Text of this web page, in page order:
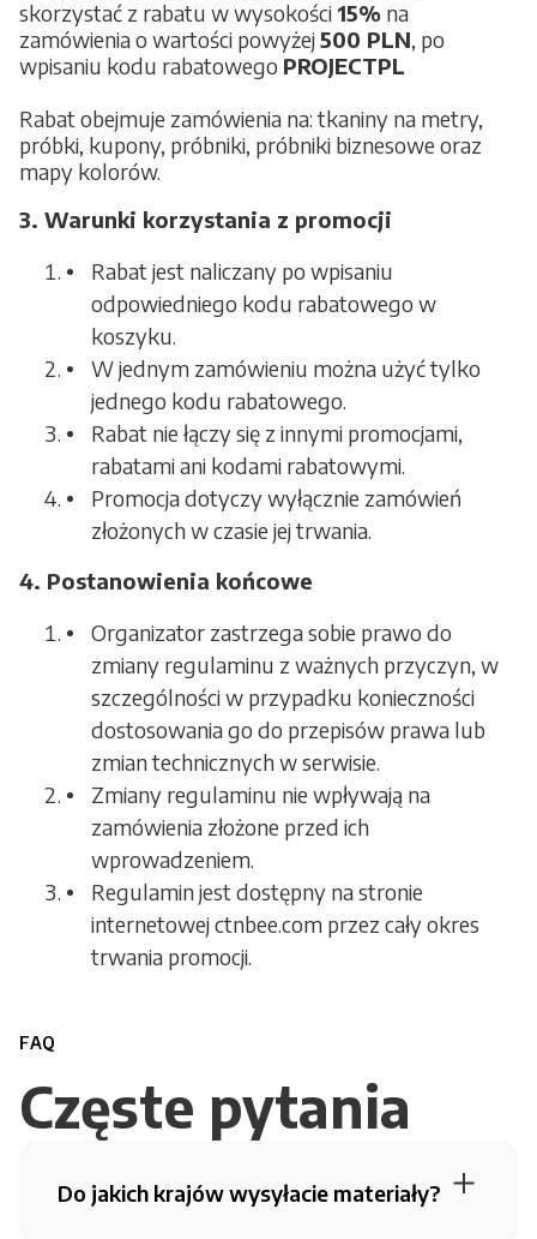
skorzystać z rabatu w wysokości 15% na
zamówienia o wartości powyżej500 PLN, po
wpisaniu kodu rabatowego PROJECTPL
Rabat obejmuje zamówienia na: tkaniny na metry,
próbki, kupony, próbniki, próbniki biznesowe oraz
mapy kolorów.
3. Warunki korzystania z promocji
Rabat jest naliczany po wpisaniu
odpowiedniego kodu rabatowego w
koszyku.
W jednym zamówieniu można użyć tylko
jednego kodu rabatowego.
Rabat nie łączy się z innymi promocjami,
rabatami ani kodami rabatowymi.
Promocja dotyczy wyłącznie zamówień
złożonych w czasie jej trwania.
4. Postanowienia końcowe
Organizator zastrzega sobie prawo do
zmiany regulaminu z ważnych przyczyn, w
szczególności w przypadku konieczności
dostosowania go do przepisów prawa lub
zmian technicznych w serwisie.
Zmiany regulaminu nie wpływają na
zamówienia złożone przed ich
wprowadzeniem.
Regulamin jest dostępny na stronie
internetowej ctnbee.com przez cały okres
trwania promocji.
FAQ
Częste pytania
Do jakich krajów wysyłacie materiały?